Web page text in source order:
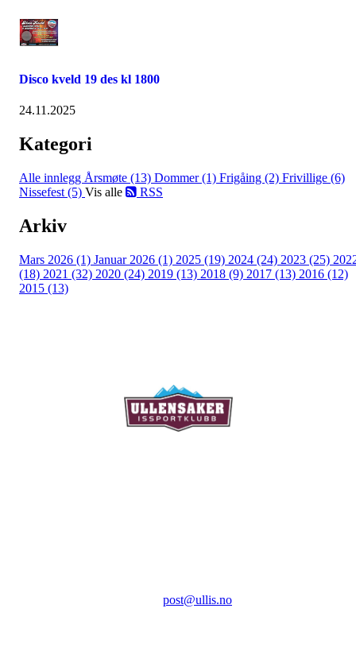
Disco kveld 19 des kl 1800
24.11.2025
Kategori
Alle innlegg Årsmøte (13) Dommer (1) Frigåing (2) Frivillige (6)
Nissefest (5) Vis alle RSS
Arkiv
Mars 2026 (1) Januar 2026 (1) 2025 (19) 2024 (24) 2023 (25)
(18) 2021 (32) 2020 (24) 2019 (13) 2018 (9) 2017 (13) 2016 (12)
2015 (13)
post@ullis.no